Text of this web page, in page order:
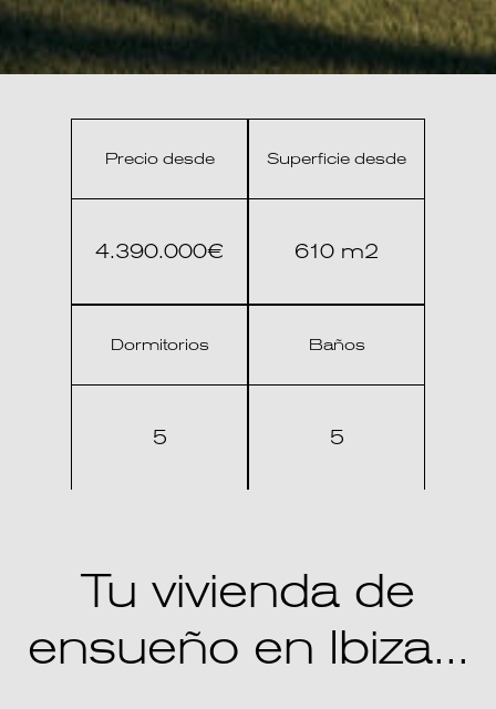
Precio desde
4.390.000€
Superficie desde
610 m2
Dormitorios
5
Baños
5
Tu vivienda de
ensueño en Ibiza...